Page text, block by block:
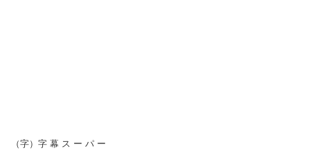
（字）字 幕 ス ー パ ー